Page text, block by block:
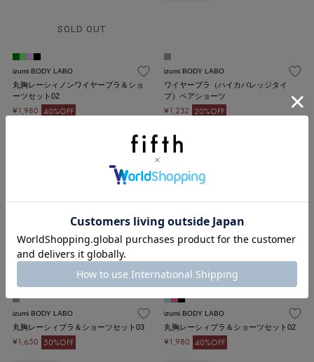
SOLD OUT
izumi BODY LABO
丸胸レーシィノンワイヤーブラ＆ショ
ーツセット02
¥1,980 40%OFF
izumi BODY LABO
ワイヤーブラ（ハイカバレッジタイ
プ）ペアショーツ
¥1,232 20%OFF
50%OFF
45
¥2,178 40%OFF
izumi BODY LABO
丸胸レーシィブラ＆ショーツセット03
¥1,650 50%OFF
izumi BODY LABO
丸胸レーシィブラ＆ショーツセット02
¥1,980 40%OFF